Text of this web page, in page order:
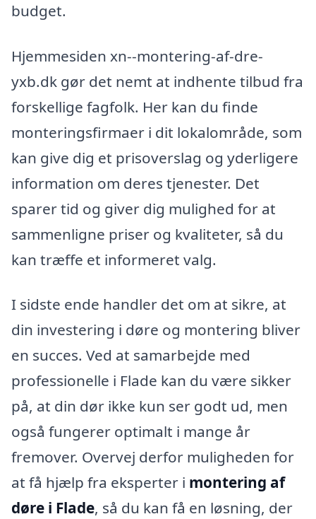
budget.
Hjemmesiden xn--montering-af-dre-
yxb.dk gør det nemt at indhente tilbud fra
forskellige fagfolk. Her kan du finde
monteringsfirmaer i dit lokalområde, som
kan give dig et prisoverslag og yderligere
information om deres tjenester. Det
sparer tid og giver dig mulighed for at
sammenligne priser og kvaliteter, så du
kan træffe et informeret valg.
I sidste ende handler det om at sikre, at
din investering i døre og montering bliver
en succes. Ved at samarbejde med
professionelle i Flade kan du være sikker
på, at din dør ikke kun ser godt ud, men
også fungerer optimalt i mange år
fremover. Overvej derfor muligheden for
at få hjælp fra eksperter i montering af
døre i Flade, så du kan få en løsning, der